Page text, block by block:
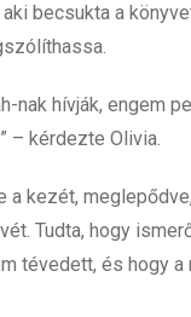
becsukta a
nak hívják, engem
– kérdezte Olivia.
a kezét,
Tudta, hogy
tévedett, és hogy